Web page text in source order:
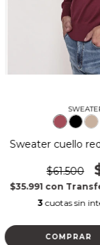
Sweater cuello
$61.500
$35.991 con
3 cuotas sin
COMPRAR